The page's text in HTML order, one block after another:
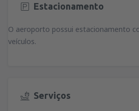
Estacionamento
O aeroporto possui estacionamento
veículos.
Serviços